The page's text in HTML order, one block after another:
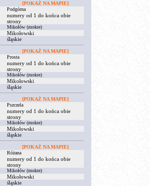
[POKAŻ NA MAPIE]
Podgórna
numery od 1 do końca obie
strony
Mikołów (mokre)
Mikołowski
śląskie
[POKAŻ NA MAPIE]
Prosta
numery od 1 do końca obie
strony
Mikołów (mokre)
Mikołowski
śląskie
[POKAŻ NA MAPIE]
Pszczela
numery od 1 do końca obie
strony
Mikołów (mokre)
Mikołowski
śląskie
[POKAŻ NA MAPIE]
Różana
numery od 1 do końca obie
strony
Mikołów (mokre)
Mikołowski
śląskie